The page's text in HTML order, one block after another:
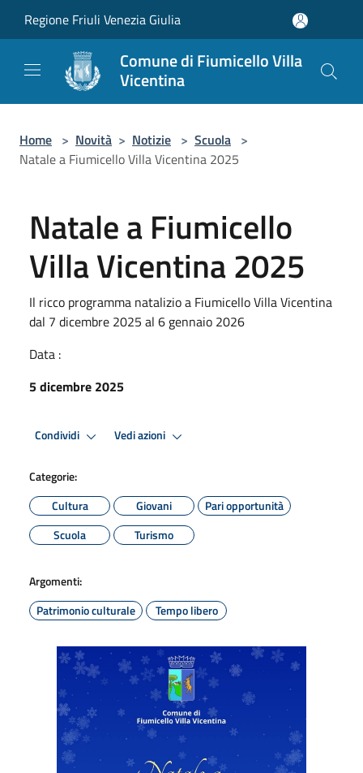
Regione Friuli Venezia Giulia
Comune di Fiumicello Villa
Vicentina
Home > Novità > Notizie > Scuola >
Natale a Fiumicello Villa Vicentina 2025
Natale a Fiumicello
Villa Vicentina 2025
Il ricco programma natalizio a Fiumicello Villa Vicentina
dal 7 dicembre 2025 al 6 gennaio 2026
Data :
5 dicembre 2025
Condividi Vedi azioni
Categorie:
Cultura
Giovani
Pari opportunità
Scuola
Turismo
Argomenti:
Patrimonio culturale
Tempo libero